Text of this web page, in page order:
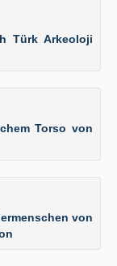
Türk Arkeoloji
Torso von
von